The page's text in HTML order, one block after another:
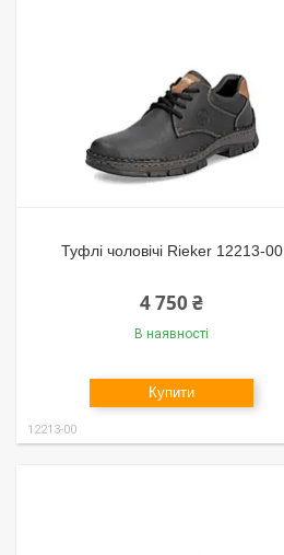
Туфлі чоловічі Rieker 12213-00
4 750 ₴
В наявності
Купити
12213-00